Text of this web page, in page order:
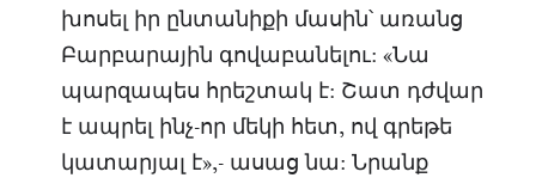
խոսել իր ընտանիքի մասին՝ առանց
Բարբարային գովաբանելու: «Նա
պարզապես հրեշտակ է: Շատ դժվար
է ապրել ինչ-որ մեկի հետ, ով գրեթե
կատարյալ է»,- ասաց նա: Նրանք